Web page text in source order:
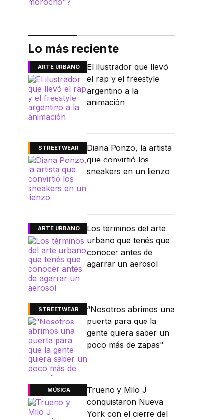
Lo más reciente
ARTE URBANO
El ilustrador que llevó
el rap y el freestyle
argentino a la
animación
STREETWEAR
Diana Ponzo, la artista
que convirtió los
sneakers en un lienzo
ARTE URBANO
Los términos del arte
urbano que tenés que
conocer antes de
agarrar un aerosol
STREETWEAR
“Nosotros abrimos una
puerta para que la
gente quiera saber un
poco más de zapas"
MÚSICA
Trueno y Milo J
conquistaron Nueva
York con el cierre del